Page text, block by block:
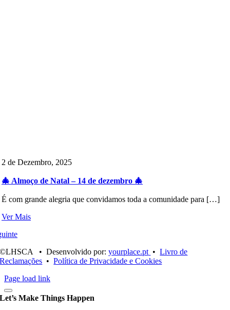
2 de Dezembro, 2025
🎄 Almoço de Natal – 14 de dezembro 🎄
É com grande alegria que convidamos toda a comunidade para […]
Ver Mais
©LHSCA • Desenvolvido por:yourplace.pt •Livro de
Reclamações •Política de Privacidade e Cookies
Page load link
Let’s Make Things Happen